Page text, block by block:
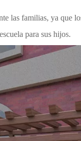
las familias, ya que
para sus hijos.